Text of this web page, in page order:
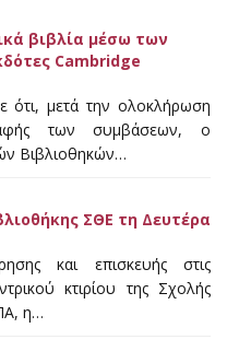
βιβλία μέσω των
Cambridge
μετά την ολοκλήρωση
των συμβάσεων, ο
Βιβλιοθηκών…
ΣΘΕ τη Δευτέρα
και επισκευής στις
κτιρίου της Σχολής
η…